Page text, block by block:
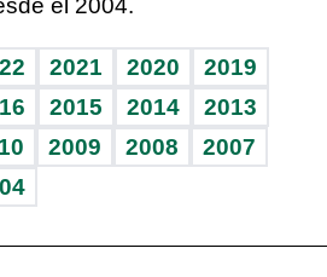
el 2004.
2021 2020
2019
2015 2014
2013
2009 2008
2007